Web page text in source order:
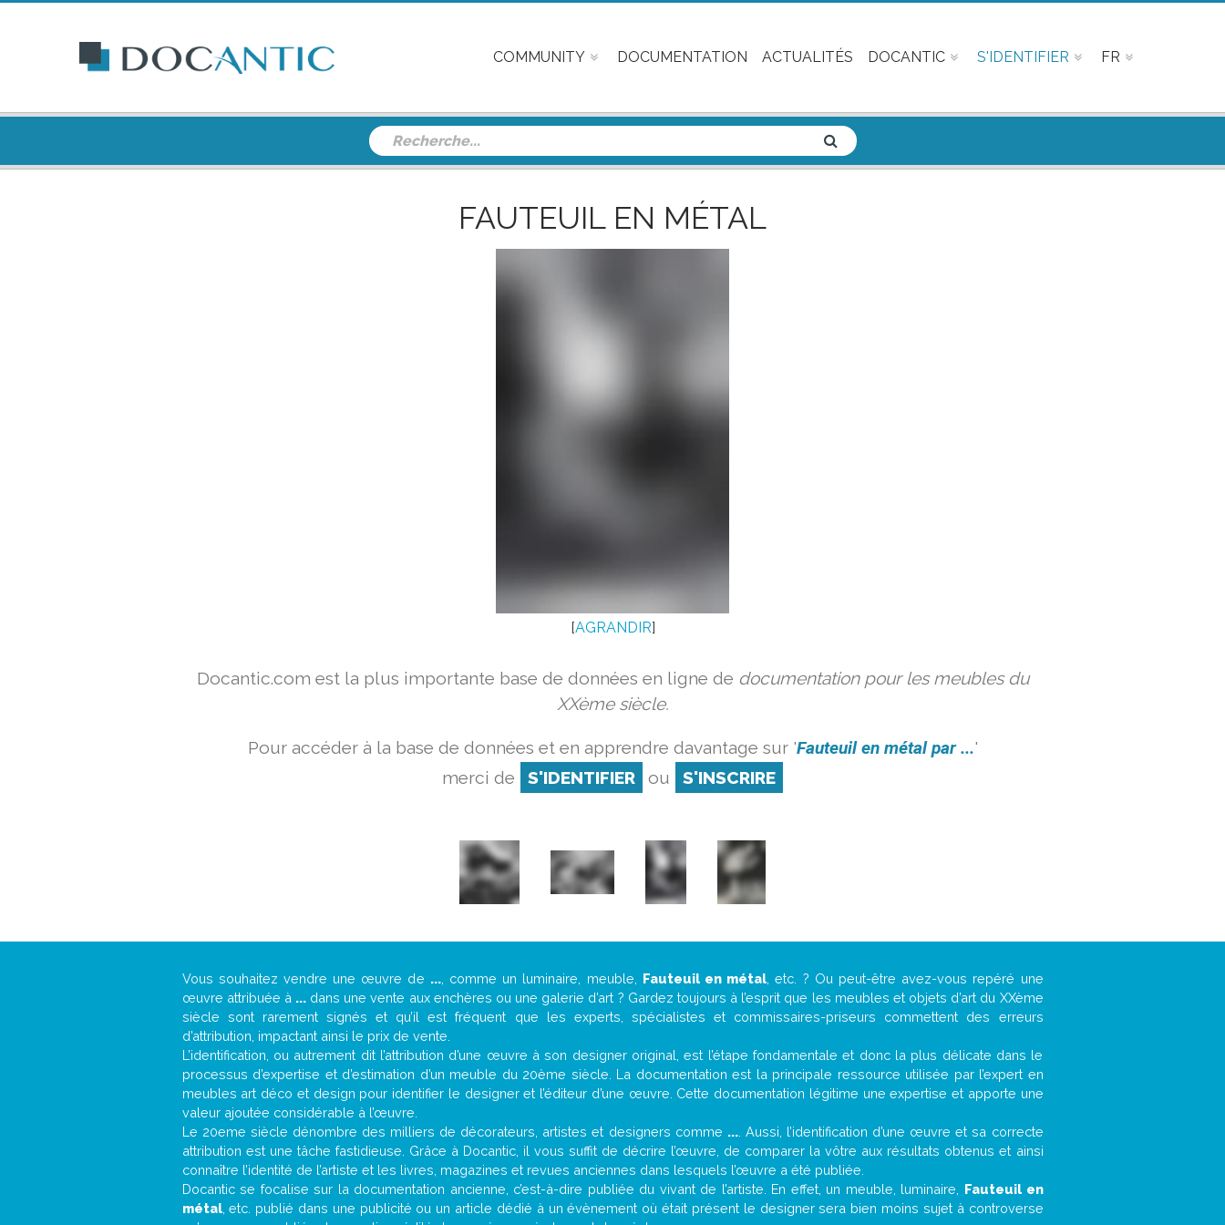
COMMUNITY DOCUMENTATION ACTUALITÉS DOCANTIC S'IDENTIFIER FR
FAUTEUIL EN MÉTAL
[AGRANDIR]
Docantic.com est la plus importante base de données en ligne de documentation pour les meubles du
XXème siècle.
Pour accéder à la base de données et en apprendre davantage sur 'Fauteuil en métal par ...'
merci de
S'IDENTIFIER ou S'INSCRIRE
Vous souhaitez vendre une œuvre de ..., comme un luminaire, meuble, Fauteuil en métal , etc. ? Ou peut-être avez-vous repéré une
œuvre attribuée à ...dans une vente aux enchères ou une galerie d’art ? Gardez toujours à l’esprit que les meubles et objets d’art du XXème
siècle sont rarement signés et qu’il est fréquent que les experts, spécialistes et commissaires-priseurs commettent des erreurs
d’attribution, impactant ainsi le prix de vente.
L’identification, ou autrement dit l’attribution d’une œuvre à son designer original, est l’étape fondamentale et donc la plus délicate dans le
processus d’expertise et d’estimation d’un meuble du 20ème siècle. La documentation est la principale ressource utilisée par l’expert en
meubles art déco et design pour identifier le designer et l’éditeur d’une œuvre. Cette documentation légitime une expertise et apporte une
valeur ajoutée considérable à l’œuvre.
Le 20eme siècle dénombre des milliers de décorateurs, artistes et designers comme .... Aussi, l’identification d’une œuvre et sa correcte
attribution est une tâche fastidieuse. Grâce à Docantic, il vous suffit de décrire l’œuvre, de comparer la vôtre aux résultats obtenus et ainsi
connaître l’identité de l’artiste et les livres, magazines et revues anciennes dans lesquels l’œuvre a été publiée.
Docantic se focalise sur la documentation ancienne, c’est-à-dire publiée du vivant de l’artiste. En effet, un meuble, luminaire, Fauteuil en
métal, etc. publié dans une publicité ou un article dédié à un évènement où était présent le designer sera bien moins sujet à controverse